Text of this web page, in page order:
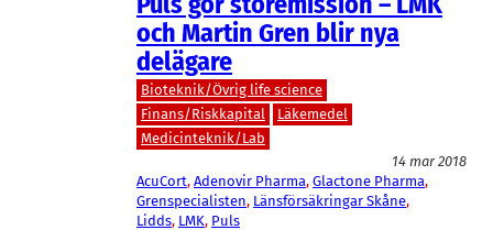
och Martin Gren blir nya
delägare
Bioteknik/Övrig life science
Finans/Riskkapital
Läkemedel
Medicinteknik/Lab
14 mar 2018
AcuCort, Adenovir Pharma, Glactone Pharma
Grenspecialisten, Länsförsäkringar Skåne
Lidds, LMK, Puls